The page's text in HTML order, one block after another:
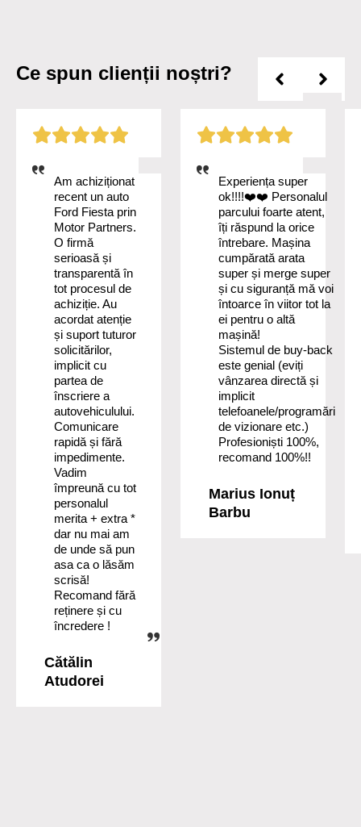
Ce spun clienții noștri?
Am achiziționat
recent un auto
Ford Fiesta prin
Motor Partners.
O firmă
serioasă și
transparentă în
tot procesul de
achiziție. Au
acordat atenție
și suport tuturor
solicitărilor,
implicit cu
partea de
înscriere a
autovehiculului.
Comunicare
rapidă și fără
impedimente.
Vadim
împreună cu tot
personalul
merita + extra *
dar nu mai am
de unde să pun
asa ca o lăsăm
scrisă!
Recomand fără
reținere și cu
încredere !
Cătălin
Atudorei
Experiența super
ok!!!!❤️❤️ Personalul
parcului foarte atent,
îți răspund la orice
întrebare. Mașina
cumpărată arata
super și merge super
și cu siguranță mă voi
întoarce în viitor tot la
ei pentru o altă
mașină!
Sistemul de buy-back
este genial (eviți
vânzarea directă și
implicit
telefoanele/programări
de vizionare etc.)
Profesioniști 100%,
recomand 100%!!
Marius Ionuț
Barbu